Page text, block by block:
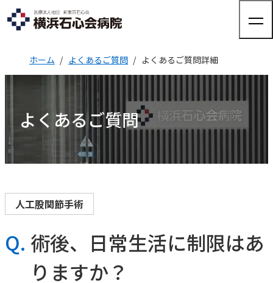
来院される方へ
来院される方へTOP
外来のご案内
入院のご案内
人間ドック
健康診断
交通アクセス
診療科・部門紹介
整形外科
関節外科
股関節外来
内科
病院について
院長ご挨拶
SDGsへの取り組み
採用情報
採用情報TOP
ホーム よくあるご質問 よくあるご質問詳細
よくあるご質問
人工股関節手術
Q. 術後、日常生活に制限はあ
りますか？